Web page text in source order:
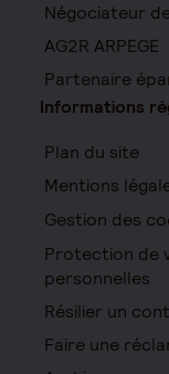
Négociateur
AG2R ARPEGE
Partenaire
Informations
Plan du site
Mentions
Gestion des
Protection de
personnelles
Résilier un
Faire une